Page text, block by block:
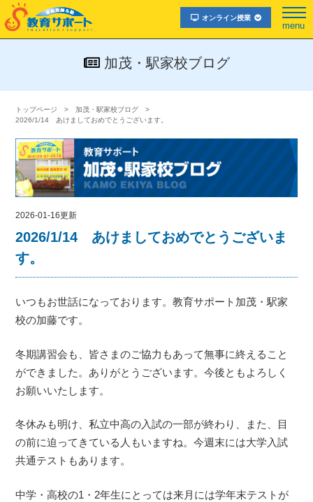
オンライン授業
menu
加茂・駅家校ブログ
トップページ
加茂・駅家校ブログ
2026/1/14 あけましておめでとうございます。
2026-01-16更新
2026/1/14 あけましておめでとうございま
す。
いつもお世話になっております。教育サポート加茂・駅家
校の加藤です。
冬期講習会も、皆さまのご協力もあって無事に終えること
ができました。ありがとうございます。今後ともよろしく
お願いいたします。
冬休みも明け、私立中高の入試の一部が終わり、また、目
の前に迫ってきている人もいますね。今週末には大学入試
共通テストもあります。
中学・高校の1・2年生にとっては来月には学年末テストが